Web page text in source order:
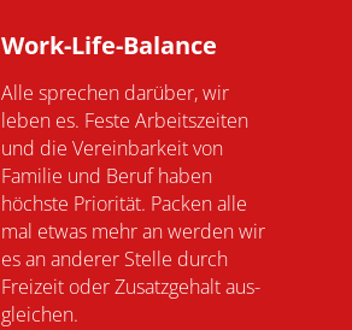
Work-Life-Balance
Alle sprechen darüber, wir
leben es. Feste Arbeits­zeiten
und die Ver­ein­bar­keit von
Fami­lie und Beruf haben
höchste Prio­rität. Packen alle
mal etwas mehr an werden wir
es an ande­rer Stelle durch
Frei­zeit oder Zusatz­gehalt aus­
glei­chen.